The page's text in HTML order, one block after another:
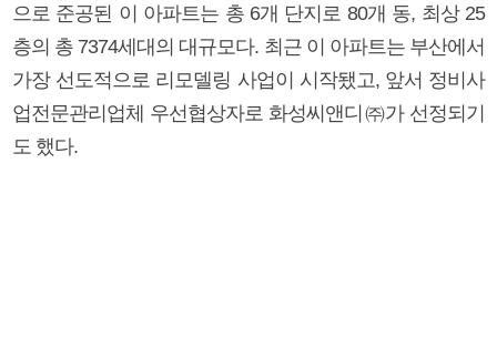
으로 준공된 이 아파트는 총 6개 단지로 80개 동, 최상 25
층의 총 7374세대의 대규모다. 최근 이 아파트는 부산에서
가장 선도적으로 리모델링 사업이 시작됐고, 앞서 정비사
업전문관리업체 우선협상자로 화성씨앤디㈜가 선정되기
도 했다.